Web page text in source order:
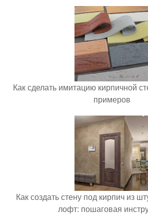
Как сделать имитацию кирпичной
примеров
Как создать стену под кирпич из
лофт: пошаговая